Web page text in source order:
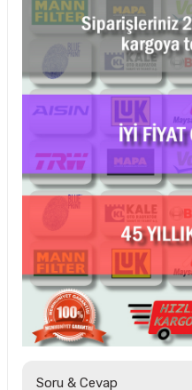
Soru & Cevap